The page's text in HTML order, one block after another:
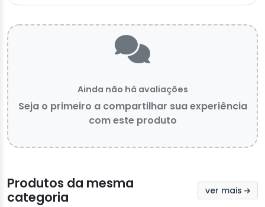
Ainda não há avaliações
Seja o primeiro a compartilhar sua experiência
com este produto
Produtos da mesma
categoria
ver mais